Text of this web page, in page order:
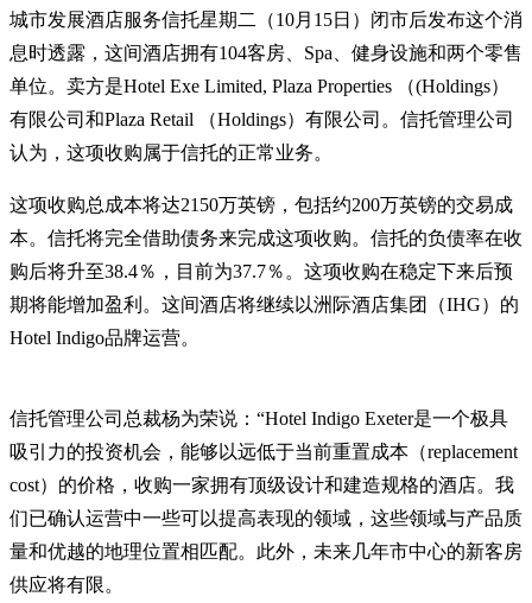
城市发展酒店服务信托星期二（10月15日）闭市后发布这个消
息时透露，这间酒店拥有104客房、Spa、健身设施和两个零售
单位。卖方是Hotel Exe Limited, Plaza Properties （(Holdings）
有限公司和Plaza Retail （Holdings）有限公司。信托管理公司
认为，这项收购属于信托的正常业务。
这项收购总成本将达2150万英镑，包括约200万英镑的交易成
本。信托将完全借助债务来完成这项收购。信托的负债率在收
购后将升至38.4％，目前为37.7％。这项收购在稳定下来后预
期将能增加盈利。这间酒店将继续以洲际酒店集团（IHG）的
Hotel Indigo品牌运营。
信托管理公司总裁杨为荣说：“Hotel Indigo Exeter是一个极具
吸引力的投资机会，能够以远低于当前重置成本（replacement
cost）的价格，收购一家拥有顶级设计和建造规格的酒店。我
们已确认运营中一些可以提高表现的领域，这些领域与产品质
量和优越的地理位置相匹配。此外，未来几年市中心的新客房
供应将有限。